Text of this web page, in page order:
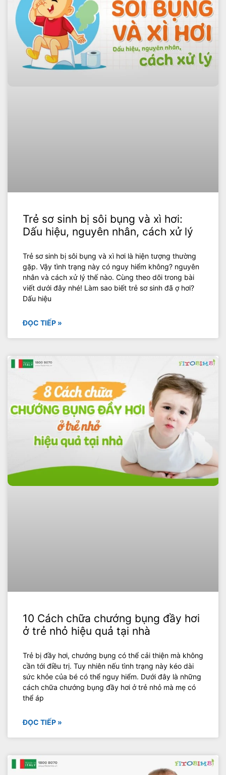
Trẻ sơ sinh bị sôi bụng và xì hơi:
Dấu hiệu, nguyên nhân, cách xử lý
Trẻ sơ sinh bị sôi bụng và xì hơi là hiện tượng thường
gặp. Vậy tình trạng này có nguy hiểm không? nguyên
nhân và cách xử lý thế nào. Cùng theo dõi trong bài
viết dưới đây nhé! Làm sao biết trẻ sơ sinh đã ợ hơi?
Dấu hiệu
ĐỌC TIẾP »
10 Cách chữa chướng bụng đầy hơi
ở trẻ nhỏ hiệu quả tại nhà
Trẻ bị đầy hơi, chướng bụng có thể cải thiện mà không
cần tới điều trị. Tuy nhiên nếu tình trạng này kéo dài
sức khỏe của bé có thể nguy hiểm. Dưới đây là những
cách chữa chướng bụng đầy hơi ở trẻ nhỏ mà mẹ có
thể áp
ĐỌC TIẾP »